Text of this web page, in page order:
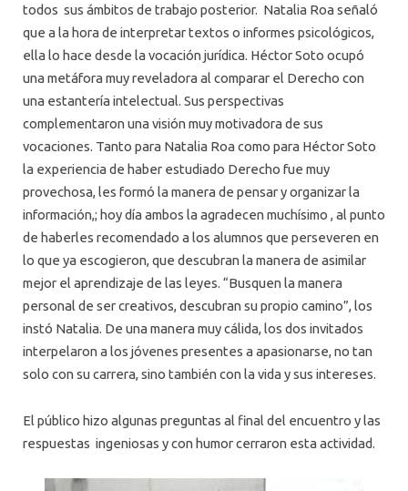
todos sus ámbitos de trabajo posterior. Natalia Roa señaló
que a la hora de interpretar textos o informes psicológicos,
ella lo hace desde la vocación jurídica. Héctor Soto ocupó
una metáfora muy reveladora al comparar el Derecho con
una estantería intelectual. Sus perspectivas
complementaron una visión muy motivadora de sus
vocaciones. Tanto para Natalia Roa como para Héctor Soto
la experiencia de haber estudiado Derecho fue muy
provechosa, les formó la manera de pensar y organizar la
información,; hoy día ambos la agradecen muchísimo , al punto
de haberles recomendado a los alumnos que perseveren en
lo que ya escogieron, que descubran la manera de asimilar
mejor el aprendizaje de las leyes. “Busquen la manera
personal de ser creativos, descubran su propio camino”, los
instó Natalia. De una manera muy cálida, los dos invitados
interpelaron a los jóvenes presentes a apasionarse, no tan
solo con su carrera, sino también con la vida y sus intereses.
El público hizo algunas preguntas al final del encuentro y las
respuestas ingeniosas y con humor cerraron esta actividad.